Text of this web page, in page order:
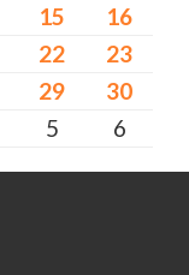
15
16
22
23
29
30
5 6